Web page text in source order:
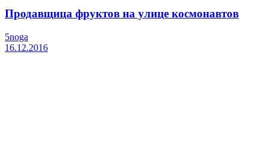
Продавщица фруктов на улице космонавтов
5noga
16.12.2016